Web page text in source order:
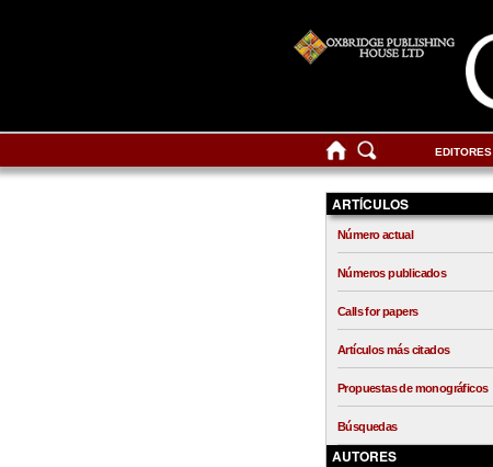
EDITORES
ARTÍCULOS
Número actual
Números publicados
Calls for papers
Artículos más citados
Propuestas de monográficos
Búsquedas
AUTORES